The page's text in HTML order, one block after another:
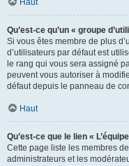
Haut
Qu’est-ce qu’un « groupe
Si vous êtes membre de plus
d’utilisateurs par défaut est
le rang qui vous sera assigné
peuvent vous autoriser à
défaut depuis le panneau de
Haut
Qu’est-ce que le lien «
Cette page liste les membres
administrateurs et les